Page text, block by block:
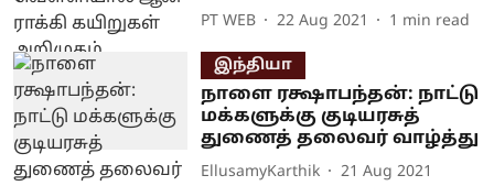
PT WEB 22 Aug 2021 1 min read
இந்தியா
நாளை ரக்ஷாபந்தன்: நாட்டு
மக்களுக்கு குடியரசுத்
துணைத் தலைவர் வாழ்த்து
EllusamyKarthik
21 Aug 2021